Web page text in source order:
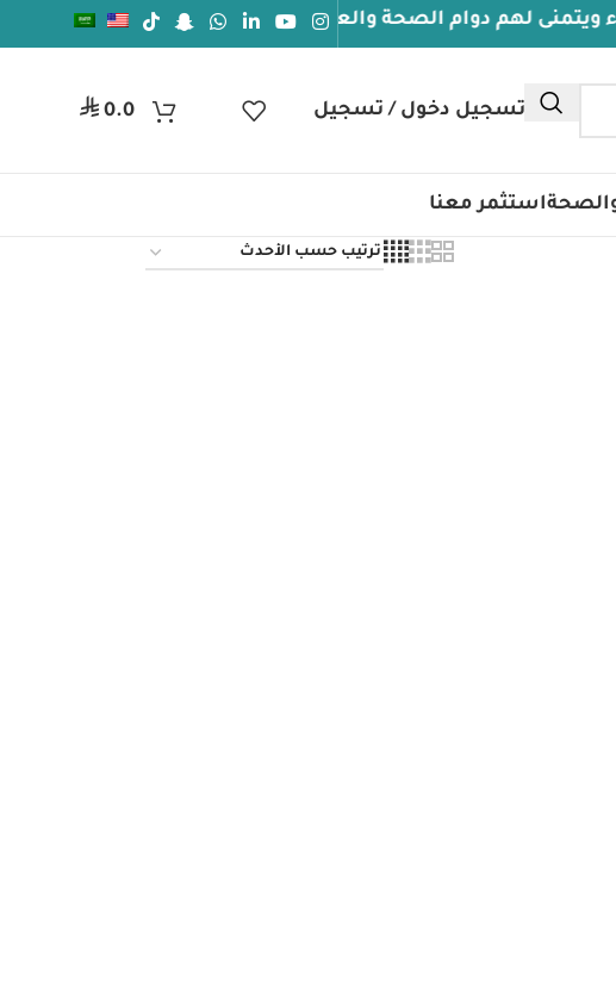
لهم دوام الصحة والعافيه
تسجيل دخول / تسجيل ر.س0.0
استثمر معنا